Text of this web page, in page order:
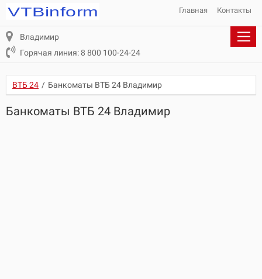
Главная Контакты
Владимир
Горячая линия: 8 800 100-24-24
ВТБ 24 / Банкоматы ВТБ 24 Владимир
Банкоматы ВТБ 24 Владимир